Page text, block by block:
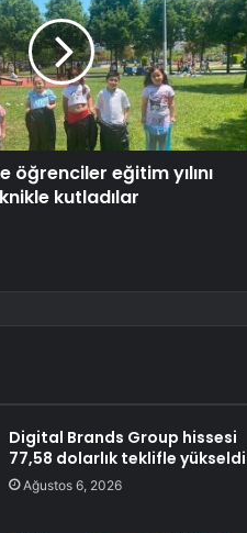
öğrenciler eğitim yılını
kutladılar
Digital Brands Group hissesi
77,58 dolarlık teklifle yükseldi
Ağustos 6, 2026